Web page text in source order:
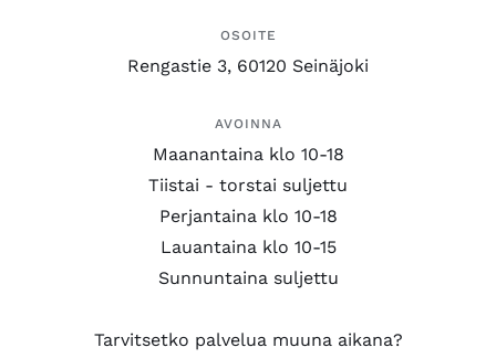
OSOITE
Rengastie 3, 60120 Seinäjoki
AVOINNA
Maanantaina klo 10-18
Tiistai - torstai suljettu
Perjantaina klo 10-18
Lauantaina klo 10-15
Sunnuntaina suljettu
Tarvitsetko palvelua muuna aikana?